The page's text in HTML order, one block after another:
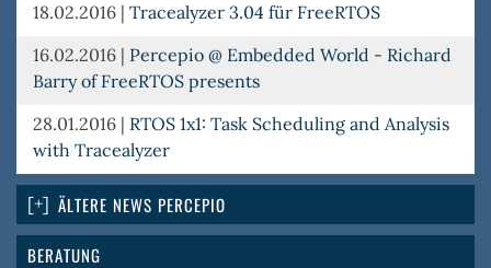
18.02.2016 | Tracealyzer 3.04 für FreeRTOS
16.02.2016 | Percepio @ Embedded World - Richard
Barry of FreeRTOS presents
28.01.2016 | RTOS 1x1: Task Scheduling and Analysis
with Tracealyzer
ÄLTERE NEWS PERCEPIO
BERATUNG